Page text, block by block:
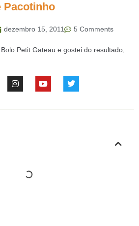
Pacotinho
dezembro 15, 2011 5 Comments
Petit Gateau e gostei do resultado,